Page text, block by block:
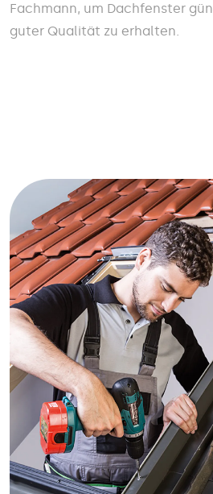
Fachmann, um Dachfenster
guter Qualität zu erhalten.